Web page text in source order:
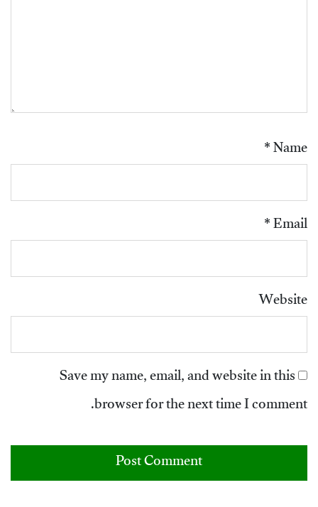
Name
*
Email
*
Website
Save my name, email, and website in this
browser for the next time I comment.